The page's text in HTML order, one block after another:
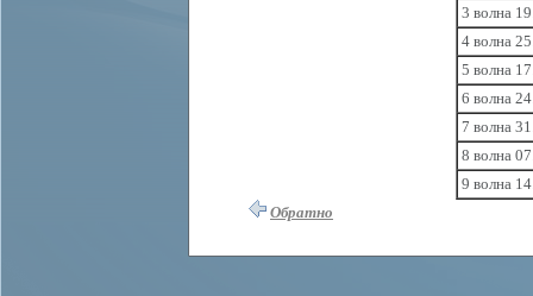
3 волна
4 волна
5 волна
6 волна
7 волна
8 волна
9 волна
Обратно